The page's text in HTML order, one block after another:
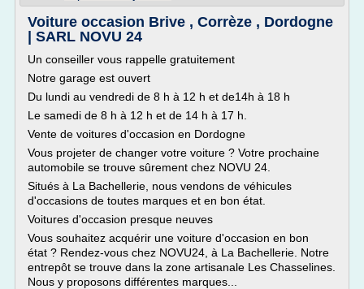
Voiture occasion Brive , Corrèze , Dordogne
| SARL NOVU 24
Un conseiller vous rappelle gratuitement
Notre garage est ouvert
Du lundi au vendredi de 8 h à 12 h et de14h à 18 h
Le samedi de 8 h à 12 h et de 14 h à 17 h.
Vente de voitures d'occasion en Dordogne
Vous projeter de changer votre voiture ? Votre prochaine
automobile se trouve sûrement chez NOVU 24.
Situés à La Bachellerie, nous vendons de véhicules
d'occasions de toutes marques et en bon état.
Voitures d'occasion presque neuves
Vous souhaitez acquérir une voiture d'occasion en bon
état ? Rendez-vous chez NOVU24, à La Bachellerie. Notre
entrepôt se trouve dans la zone artisanale Les Chasselines.
Nous y proposons différentes marques...